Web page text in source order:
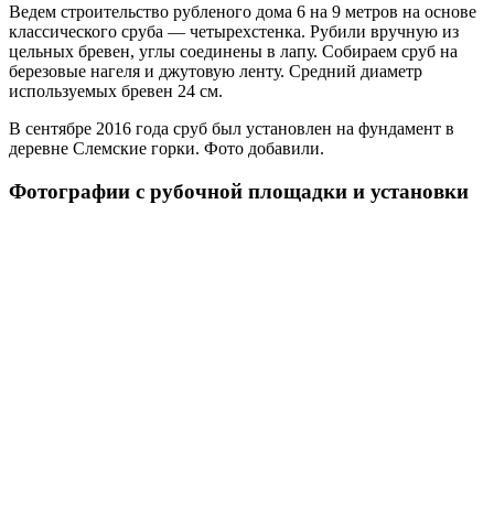
Ведем строительство рубленого дома 6 на 9 метров на основе
классического сруба — четырехстенка. Рубили вручную из
цельных бревен, углы соединены в лапу. Собираем сруб на
березовые нагеля и джутовую ленту. Средний диаметр
используемых бревен 24 см.
В сентябре 2016 года сруб был установлен на фундамент в
деревне Слемские горки. Фото добавили.
Фотографии с рубочной площадки и установки